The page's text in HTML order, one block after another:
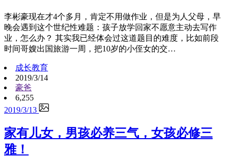
李彬豪现在才4个多月，肯定不用做作业，但是为人父母，早
晚会遇到这个世纪性难题：孩子放学回家不愿意主动去写作
业，怎么办？ 其实我已经体会过这道题目的难度，比如前段
时间哥嫂出国旅游一周，把10岁的小侄女的交…
成长教育
2019/3/14
豪爸
6,255
2019/3/13
家有儿女，男孩必养三气，女孩必修三
雅！